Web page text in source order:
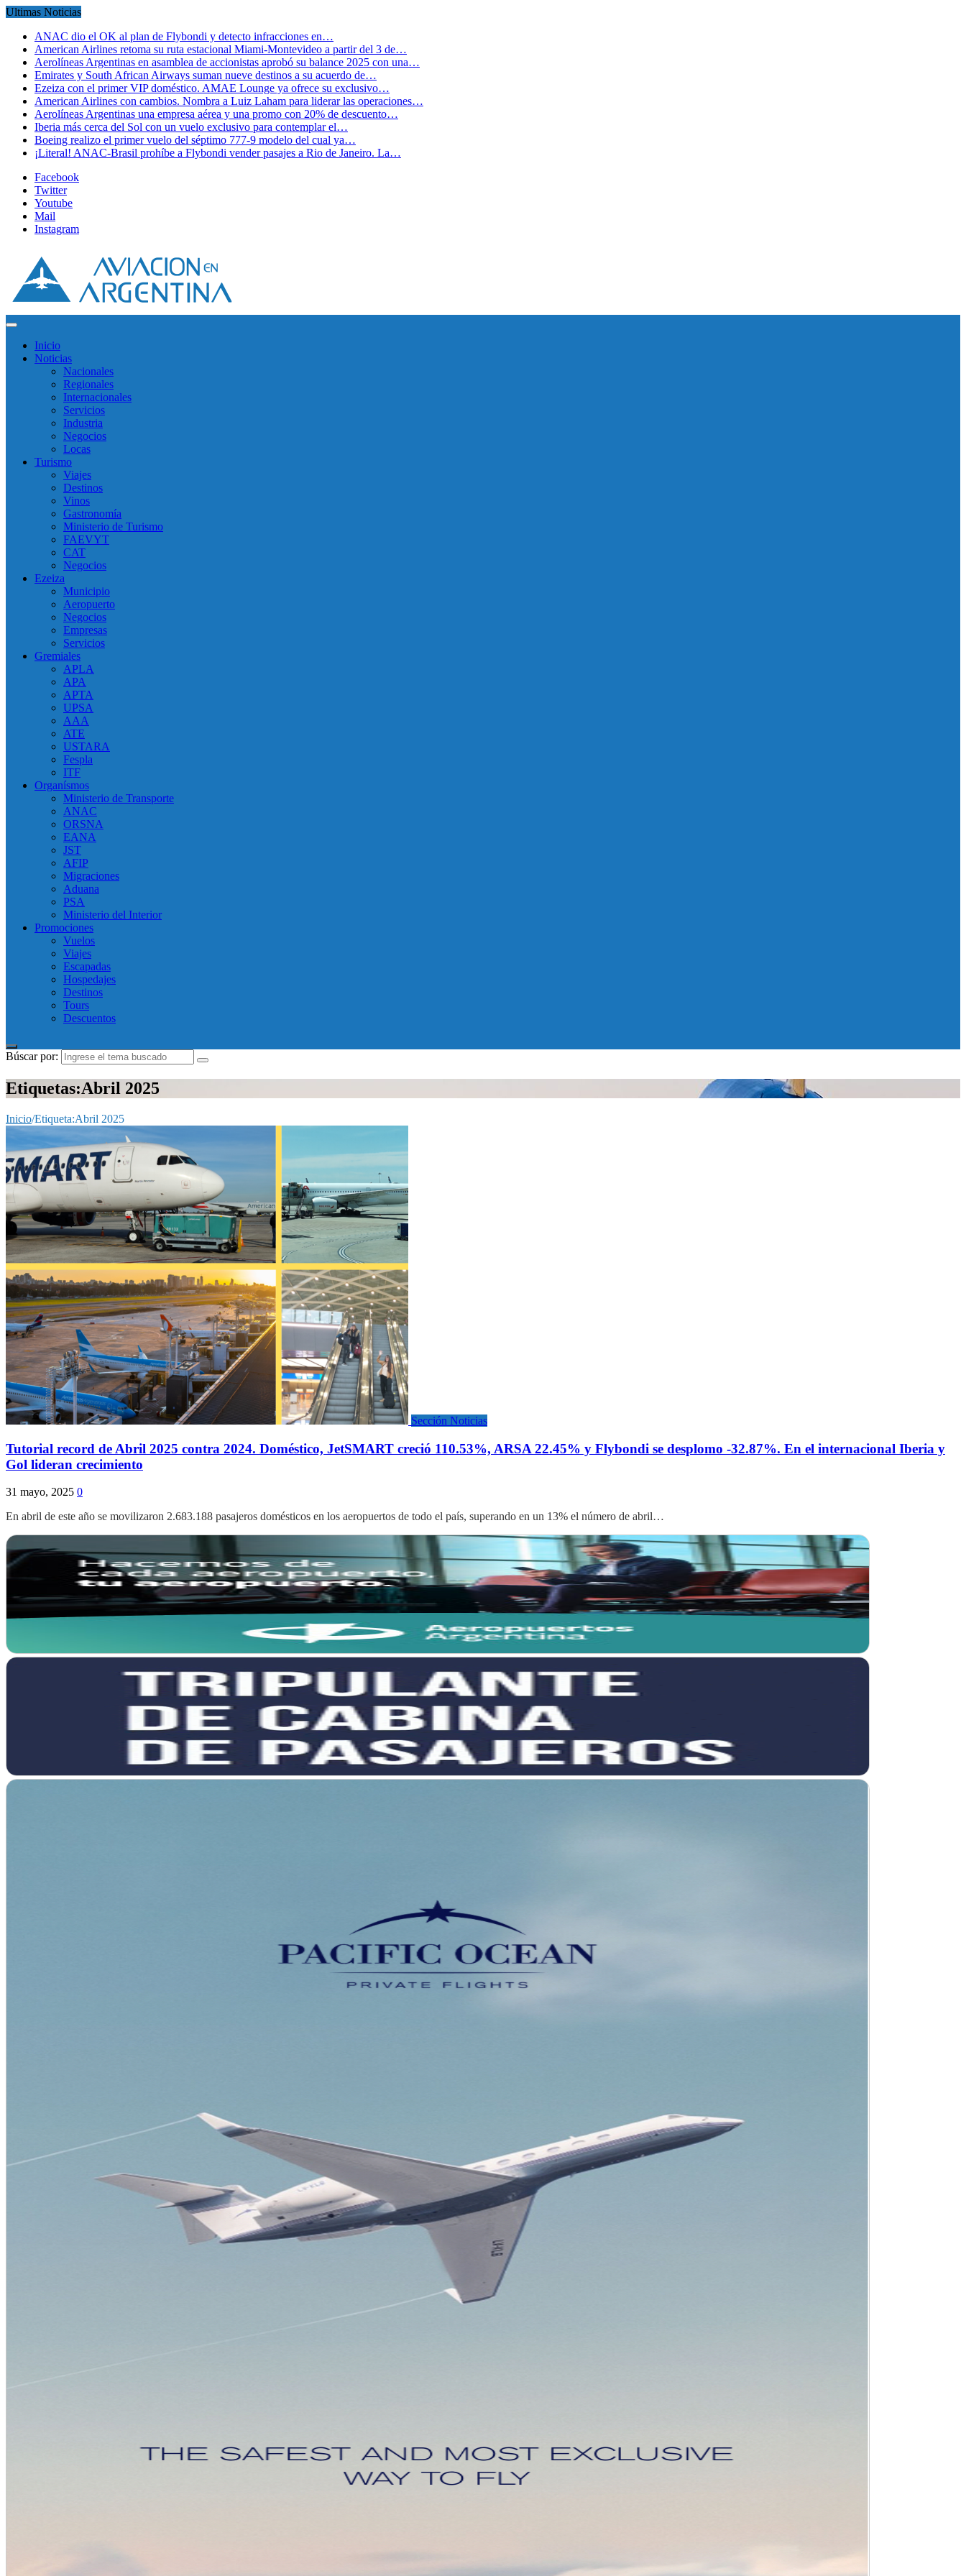
Ultimas Noticias
ANAC dio el OK al plan de Flybondi y detecto infracciones en…
American Airlines retoma su ruta estacional Miami-Montevideo a partir del 3 de…
Aerolíneas Argentinas en asamblea de accionistas aprobó su balance 2025 con una…
Emirates y South African Airways suman nueve destinos a su acuerdo de…
Ezeiza con el primer VIP doméstico. AMAE Lounge ya ofrece su exclusivo…
American Airlines con cambios. Nombra a Luiz Laham para liderar las operaciones…
Aerolíneas Argentinas una empresa aérea y una promo con 20% de descuento…
Iberia más cerca del Sol con un vuelo exclusivo para contemplar el…
Boeing realizo el primer vuelo del séptimo 777-9 modelo del cual ya…
¡Literal! ANAC-Brasil prohíbe a Flybondi vender pasajes a Rio de Janeiro. La…
Facebook
Twitter
Youtube
Mail
Instagram
Inicio
Noticias
Nacionales
Regionales
Internacionales
Servicios
Industria
Negocios
Locas
Turismo
Viajes
Destinos
Vinos
Gastronomía
Ministerio de Turismo
FAEVYT
CAT
Negocios
Ezeiza
Municipio
Aeropuerto
Negocios
Empresas
Servicios
Gremiales
APLA
APA
APTA
UPSA
AAA
ATE
USTARA
Fespla
ITF
Organísmos
Ministerio de Transporte
ANAC
ORSNA
EANA
JST
AFIP
Migraciones
Aduana
PSA
Ministerio del Interior
Promociones
Vuelos
Viajes
Escapadas
Hospedajes
Destinos
Tours
Descuentos
Búscar por:
Etiquetas:Abril 2025
Inicio/Etiqueta:Abril 2025
Sección Noticias
Tutorial record de Abril 2025 contra 2024. Doméstico, JetSMART creció 110.53%, ARSA 22.45% y Flybondi se desplomo -32.87%. En el internacional Iberia y
Gol lideran crecimiento
31 mayo, 2025 0
En abril de este año se movilizaron 2.683.188 pasajeros domésticos en los aeropuertos de todo el país, superando en un 13% el número de abril…